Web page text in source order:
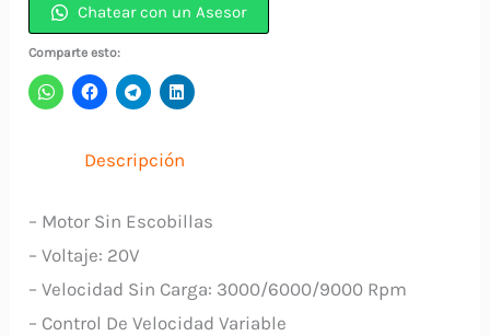
1/2"Inalámbrica
20V
UTAGI261521
cantidad
Chatear con un Asesor
Comparte esto:
Descripción
– Motor Sin Escobillas
– Voltaje: 20V
– Velocidad Sin Carga: 3000/6000/9000 Rpm
– Control De Velocidad Variable